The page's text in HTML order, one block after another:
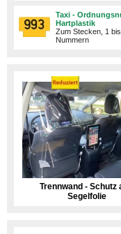
Taxi -
Hartplastik
Zum Stecken, 1
Nummern
Trennwand - Schutz
Segelfolie